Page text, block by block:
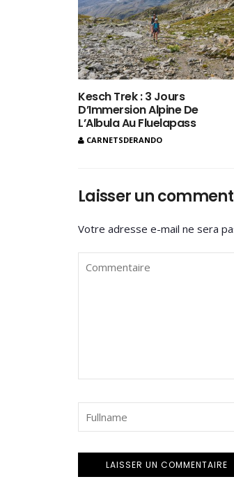
Kesch Trek : 3 Jours
D’Immersion Alpine De
L’Albula Au Fluelapass
CARNETSDERANDO
Laisser un
Votre adresse e-mail ne sera